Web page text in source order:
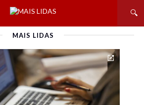
MAIS LIDAS